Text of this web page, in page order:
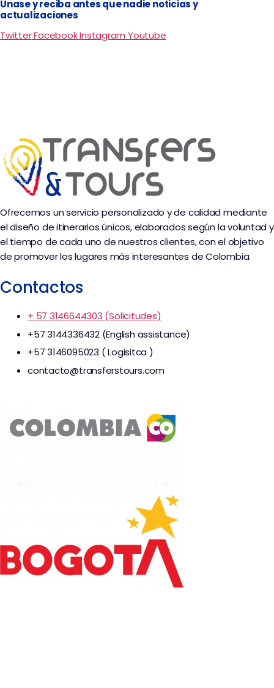
Únase y reciba antes que nadie noticias y
actualizaciones
TwitterFacebookInstagram Youtube
Ofrecemos un servicio personalizado y de calidad mediante
el diseño de itinerarios únicos, elaborados según la voluntad y
el tiempo de cada uno de nuestros clientes, con el objetivo
de promover los lugares más interesantes de Colombia.
Contactos
+ 57 3146644303 (Solicitudes)
+57 3144336432 (English assistance)
+57 3146095023 ( Logisitca )
contacto@transferstours.com